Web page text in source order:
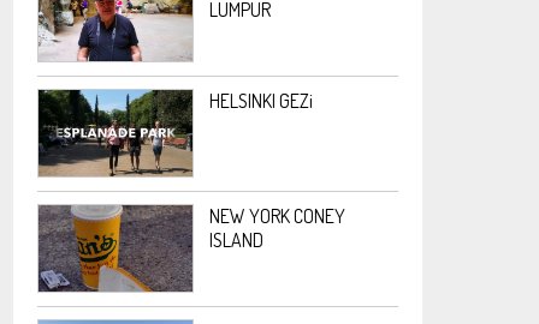
LUMPUR
HELSINKI GEZi
NEW YORK CONEY
ISLAND